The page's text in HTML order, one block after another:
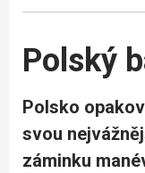
Polský
Polsko
svou
záminku